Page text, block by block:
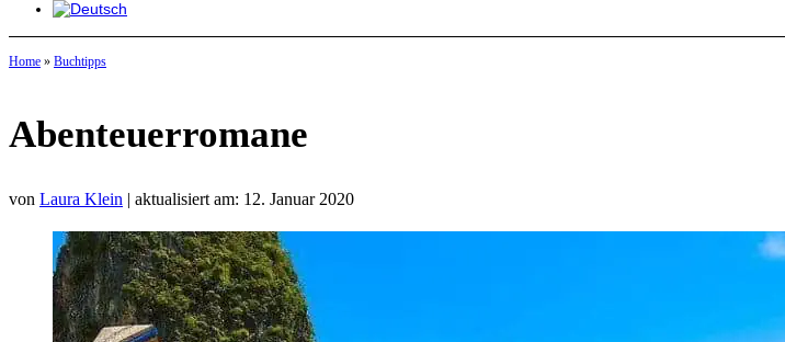
Home » Buchtipps
Abenteuerromane
von Laura Klein | aktualisiert am: 12. Januar 2020